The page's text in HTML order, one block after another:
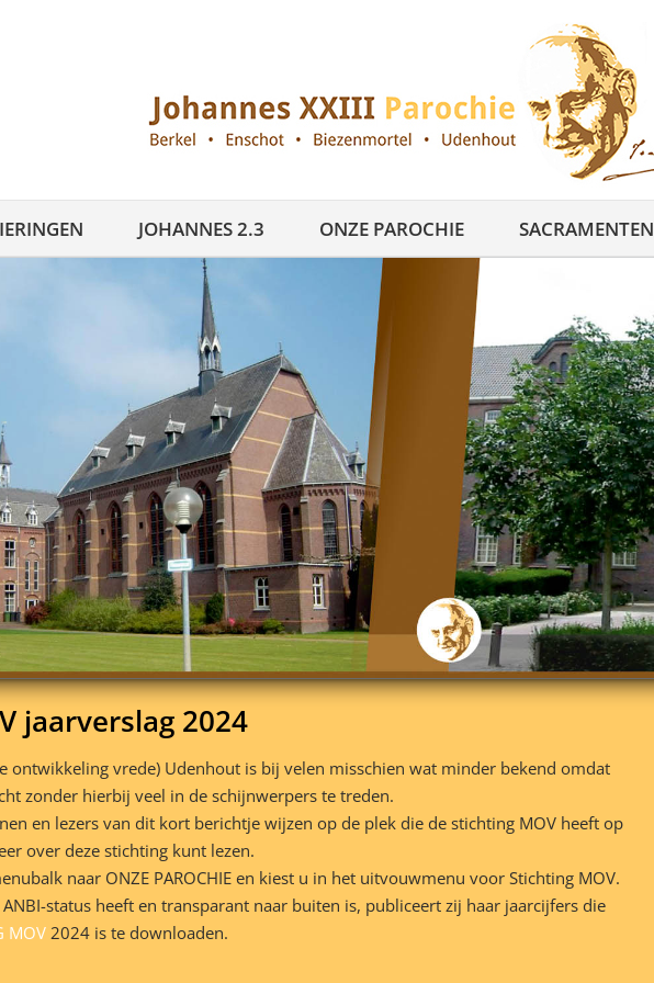
JOHANNES 2.3 ONZE PAROCHIE SACRAMENTEN
jaarverslag 2024
ontwikkeling vrede) Udenhout is bij velen misschien wat minder bekend omdat
zonder hierbij veel in de schijnwerpers te treden.
en lezers van dit kort berichtje wijzen op de plek die de stichting MOV heeft op
over deze stichting kunt lezen.
naar ONZE PAROCHIE en kiest u in het uitvouwmenu voor Stichting MOV.
status heeft en transparant naar buiten is, publiceert zij haar jaarcijfers die
MOV2024 is te downloaden.